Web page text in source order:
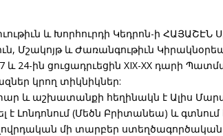
և Խորհուրդի Կեդրոն-ի ՀԱՅԱՇԷՆ
Մշակոյթ և Ժառանգութիւն
և 24-ին ցուցադրւեցին XIX-XX դարի
կրող տիկնիկներ:
և աշխատանքի հեղինակն է Ալիս
է Լոնդոնում (Մեծն Բրիտանեա) և
մի տարբեր